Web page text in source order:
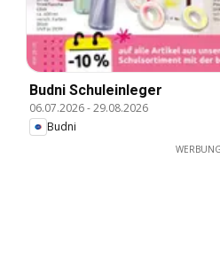
Budni Schuleinleger
06.07.2026-29.08.2026
Budni
WERBUNG